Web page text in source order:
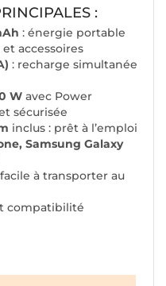
:
: énergie portable
accessoires
: recharge simultanée
W avec Power
sécurisée
inclus : prêt à l’emploi
Samsung Galaxy
à transporter au
compatibilité